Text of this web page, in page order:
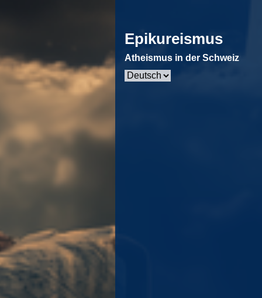
Epikureismus
Atheismus in der Schweiz
Sprache